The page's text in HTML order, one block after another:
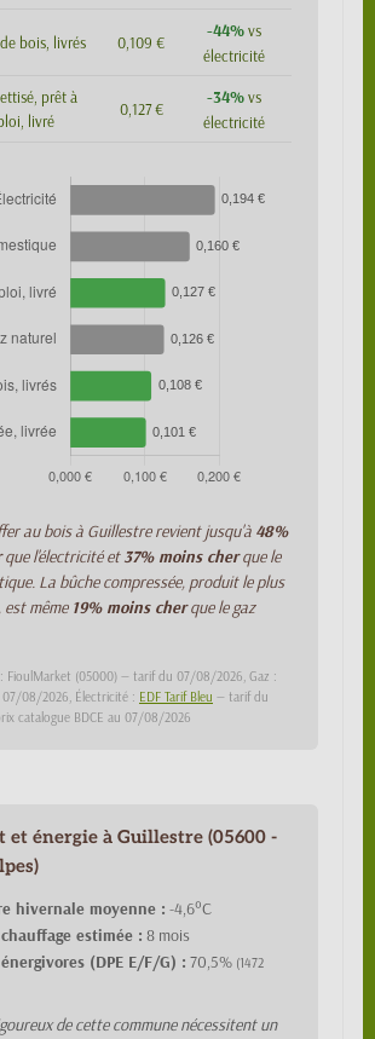
bois, livrés 0,109 €
-44%vs
électricité
prêt à
livré
0,127 €
-34%vs
électricité
au bois à Guillestre revient jusqu'à 48%
que l'électricité et37% moins cherque le
La bûche compressée, produit le plus
même 19% moins cherque le gaz
: FioulMarket (05000) — tarif du 07/08/2026, Gaz :
08/2026, Électricité : EDF Tarif Bleu — tarif du
catalogue BDCE au 07/08/2026
et énergie à Guillestre (05600 -
hivernale moyenne : -4,6°C
estimée : 8 mois
(DPE E/F/G) : 70,5% (1472
de cette commune nécessitent un